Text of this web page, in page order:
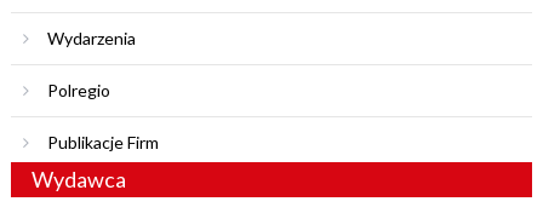
Wydarzenia
Polregio
Publikacje Firm
Wydawca